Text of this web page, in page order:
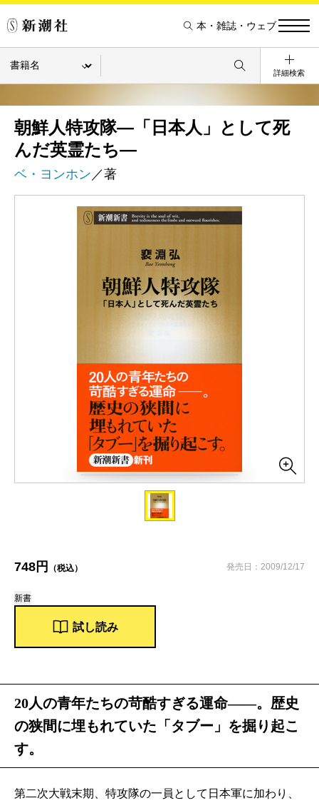
本・雑誌・ウェブ
詳細検索
朝鮮人特攻隊―「日本人」として死
んだ英霊たち―
ベ・ヨンホン ／著
748円 （税込） 発売日：2009/12/17
新書
試し読み
20人の青年たちの苛酷すぎる運命――。歴史
の狭間に埋もれていた「タブー」を掘り起こ
す。
第二次大戦末期、特攻隊の一員として日本軍に加わり、